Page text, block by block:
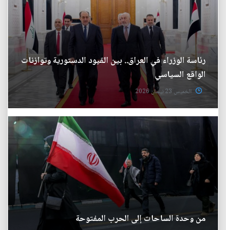
رئاسة الوزراء في العراق.. بين القيود الدستورية وتوازنات
الواقع السياسي
الخميس 23 نيسان 2026
من وحدة الساحات إلى الحرب المفتوحة